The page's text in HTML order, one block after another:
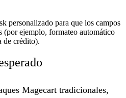
personalizado para que los campos
(por ejemplo, formateo automático
de crédito).
Magecart tradicionales,